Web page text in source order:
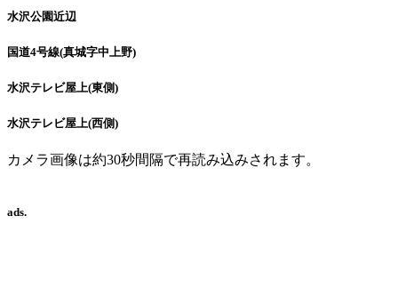
水沢公園近辺
国道4号線(真城字中上野)
水沢テレビ屋上(東側)
水沢テレビ屋上(西側)
カメラ画像は約30秒間隔で再読み込みされます。
ads.